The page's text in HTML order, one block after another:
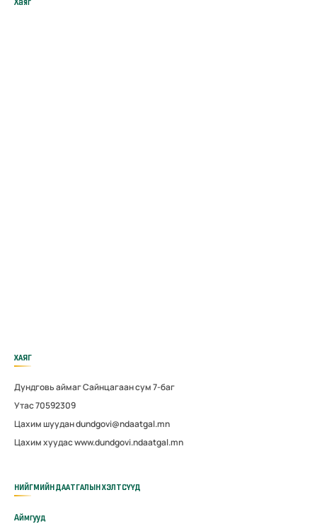
ХАЯГ
Дундговь аймаг Сайнцагаан сум 7-баг
Утас 70592309
Цахим шуудан dundgovi@ndaatgal.mn
Цахим хуудас www.dundgovi.ndaatgal.mn
НИЙГМИЙН ДААТГАЛЫН ХЭЛТСҮҮД
Аймгууд